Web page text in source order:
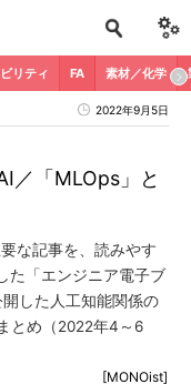
リティ FA 素材／化学
2022年9月5日
／「MLOps」と
な記事を、読みやす
た「エンジニア電子ブ
した人工知能関係の
とめ（2022年4～6
[MONOist]